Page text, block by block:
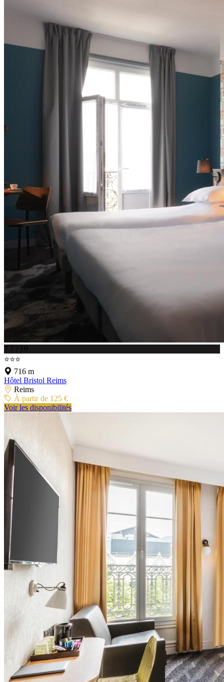
7.7 / 10
⭐⭐⭐
716 m
Hôtel Bristol Reims
Reims
À partir de 125 €
Voir les disponibilités